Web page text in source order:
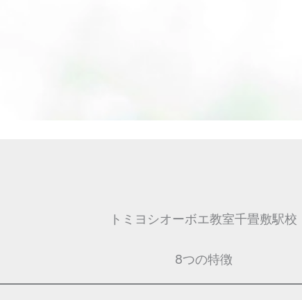
トミヨシオーボエ教室千畳敷駅校
8つの特徴